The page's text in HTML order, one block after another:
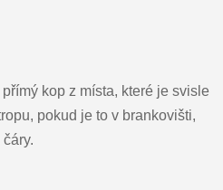
kop z místa, které je svisle
pokud je to v brankovišti,